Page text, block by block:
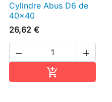
Cylindre Abus D6 de
40x40
26,62 €
 
